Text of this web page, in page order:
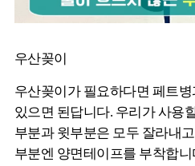
우산꽂이
우산꽂이가 필요하다면 페트
있으면 된답니다. 우리가 사용
부분과 윗부분은 모두 잘라내
부분엔 양면테이프를 부착합